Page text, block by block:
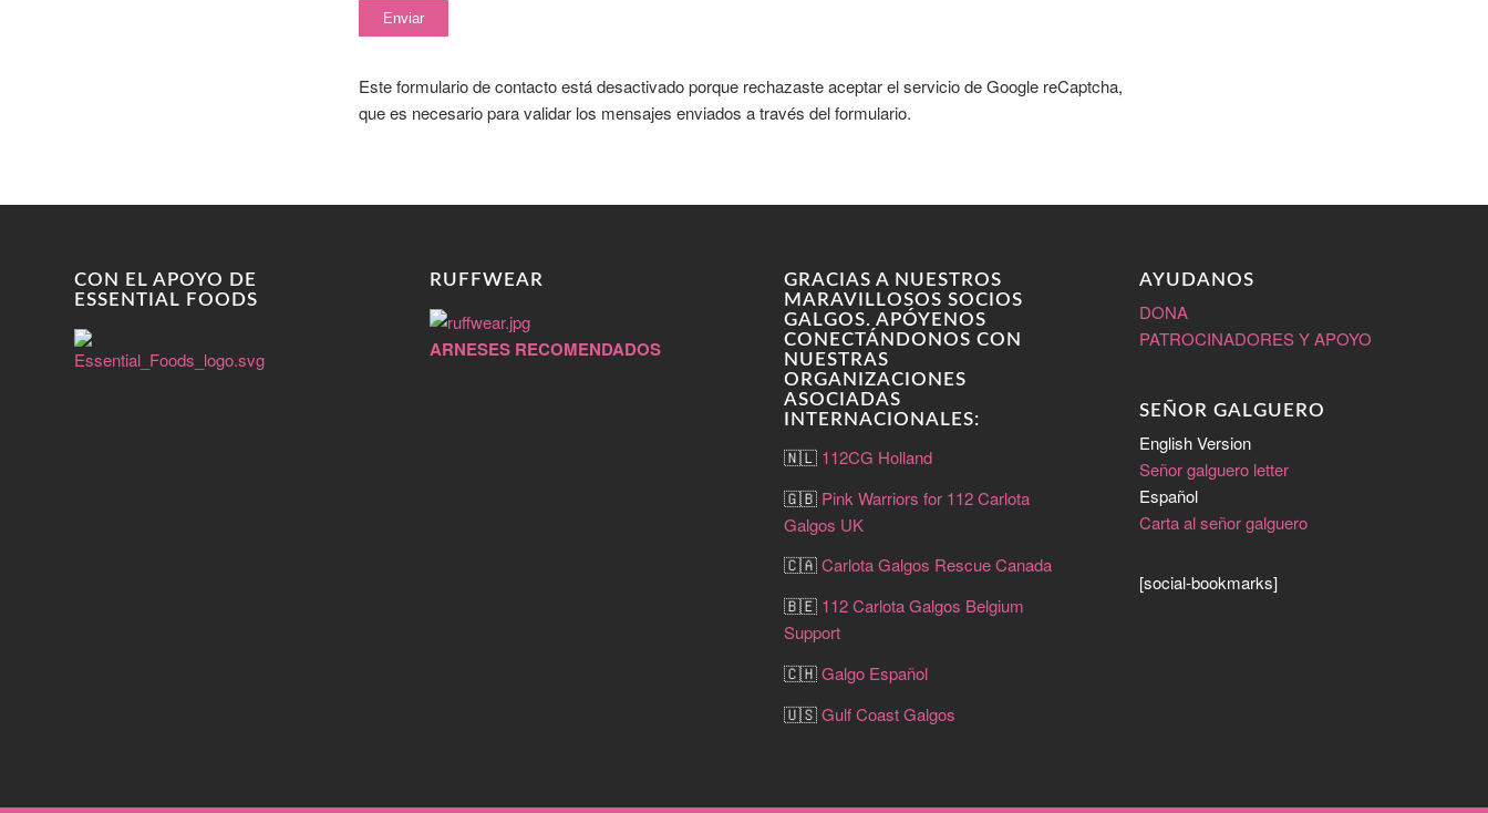
Este formulario de contacto está desactivado porque rechazaste aceptar el servicio de Google reCaptcha,
que es necesario para validar los mensajes enviados a través del formulario.
CON EL APOYO DE
ESSENTIAL FOODS
RUFFWEAR
ARNESES RECOMENDADOS
GRACIAS A NUESTROS
MARAVILLOSOS SOCIOS
GALGOS. APÓYENOS
CONECTÁNDONOS CON
NUESTRAS
ORGANIZACIONES
ASOCIADAS
INTERNACIONALES:
🇳🇱 112CG Holland
🇬🇧 Pink Warriors for 112 Carlota
Galgos UK
🇨🇦Carlota Galgos Rescue Canada
🇧🇪 112 Carlota Galgos Belgium
Support
🇨🇭Galgo Español
🇺🇸Gulf Coast Galgos
AYUDANOS
DONA
PATROCINADORES Y APOYO
SEÑOR GALGUERO
English Version
Señor galguero letter
Español
Carta al señor galguero
[social-bookmarks]